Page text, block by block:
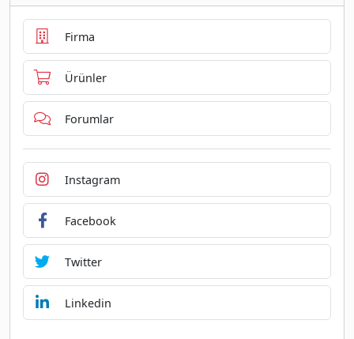
Firma
Ürünler
Forumlar
Instagram
Facebook
Twitter
Linkedin